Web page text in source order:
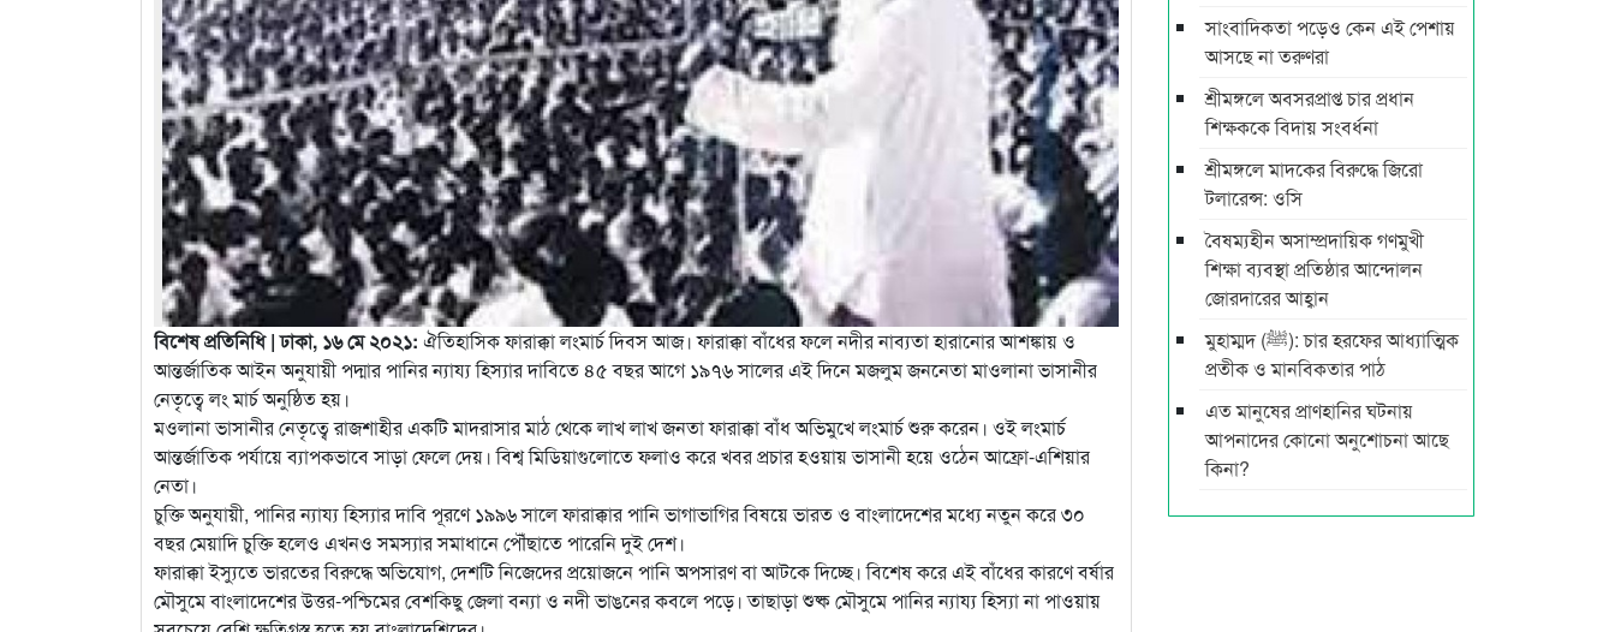
বিশেষ প্রতিনিধি | ঢাকা, ১৬ মে ২০২১: ঐতিহাসিক ফারাক্কা লংমার্চ দিবস আজ। ফারাক্কা বাঁধের ফলে নদীর নাব্যতা হারানোর আশঙ্কায় ও
আন্তর্জাতিক আইন অনুযায়ী পদ্মার পানির ন্যায্য হিস্যার দাবিতে ৪৫ বছর আগে ১৯৭৬ সালের এই দিনে মজলুম জননেতামাওলানা ভাসানীর
নেতৃত্বে লং মার্চ অনুষ্ঠিত হয়।
মওলানা ভাসানীর নেতৃত্বে রাজশাহীর একটি মাদরাসার মাঠ থেকে লাখ লাখ জনতা ফারাক্কা বাঁধ অভিমুখে লংমার্চ শুরু করেন। ওই লংমার্চ
আন্তর্জাতিক পর্যায়ে ব্যাপকভাবে সাড়া ফেলে দেয়। বিশ্ব মিডিয়াগুলোতে ফলাও করে খবর প্রচার হওয়ায় ভাসানী হয়ে ওঠেন আফ্রো-এশিয়ার
নেতা।
চুক্তি অনুযায়ী, পানির ন্যায্য হিস্যার দাবি পূরণে ১৯৯৬ সালে ফারাক্কার পানি ভাগাভাগির বিষয়ে ভারত ও বাংলাদেশের মধ্যে নতুন করে ৩০
বছর মেয়াদি চুক্তি হলেও এখনও সমস্যার সমাধানে পৌঁছাতে পারেনি দুই দেশ।
ফারাক্কা ইস্যুতে ভারতের বিরুদ্ধে অভিযোগ, দেশটি নিজেদের প্রয়োজনে পানি অপসারণ বা আটকে দিচ্ছে। বিশেষ করে এই বাঁধের কারণে বর্ষার
মৌসুমে বাংলাদেশের উত্তর-পশ্চিমের বেশকিছু জেলা বন্যা ও নদী ভাঙনের কবলে পড়ে। তাছাড়া শুষ্ক মৌসুমে পানির ন্যায্য হিস্যা না পাওয়ায়
সাংবাদিকতা পড়েও কেন এই পেশায়
আসছে না তরুণরা
শ্রীমঙ্গলে অবসরপ্রাপ্ত চার প্রধান
শিক্ষককে বিদায় সংবর্ধনা
শ্রীমঙ্গলে মাদকের বিরুদ্ধে জিরো
টলারেন্স: ওসি
বৈষম্যহীন অসাম্প্রদায়িক গণমুখী
শিক্ষা ব্যবস্থা প্রতিষ্ঠার আন্দোলন
জোরদারের আহ্বান
মুহাম্মদ (ﷺ): চার হরফের আধ্যাত্মিক
প্রতীক ও মানবিকতার পাঠ
এত মানুষের প্রাণহানির ঘটনায়
আপনাদের কোনো অনুশোচনা আছে
কিনা?